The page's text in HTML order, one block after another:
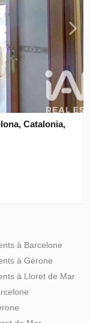
Catalonia,
à Barcelone
à Gérone
à Lloret de Mar